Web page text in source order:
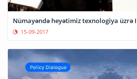
Nümayəndə heyətimiz texnologiya üzrə
15-09-2017